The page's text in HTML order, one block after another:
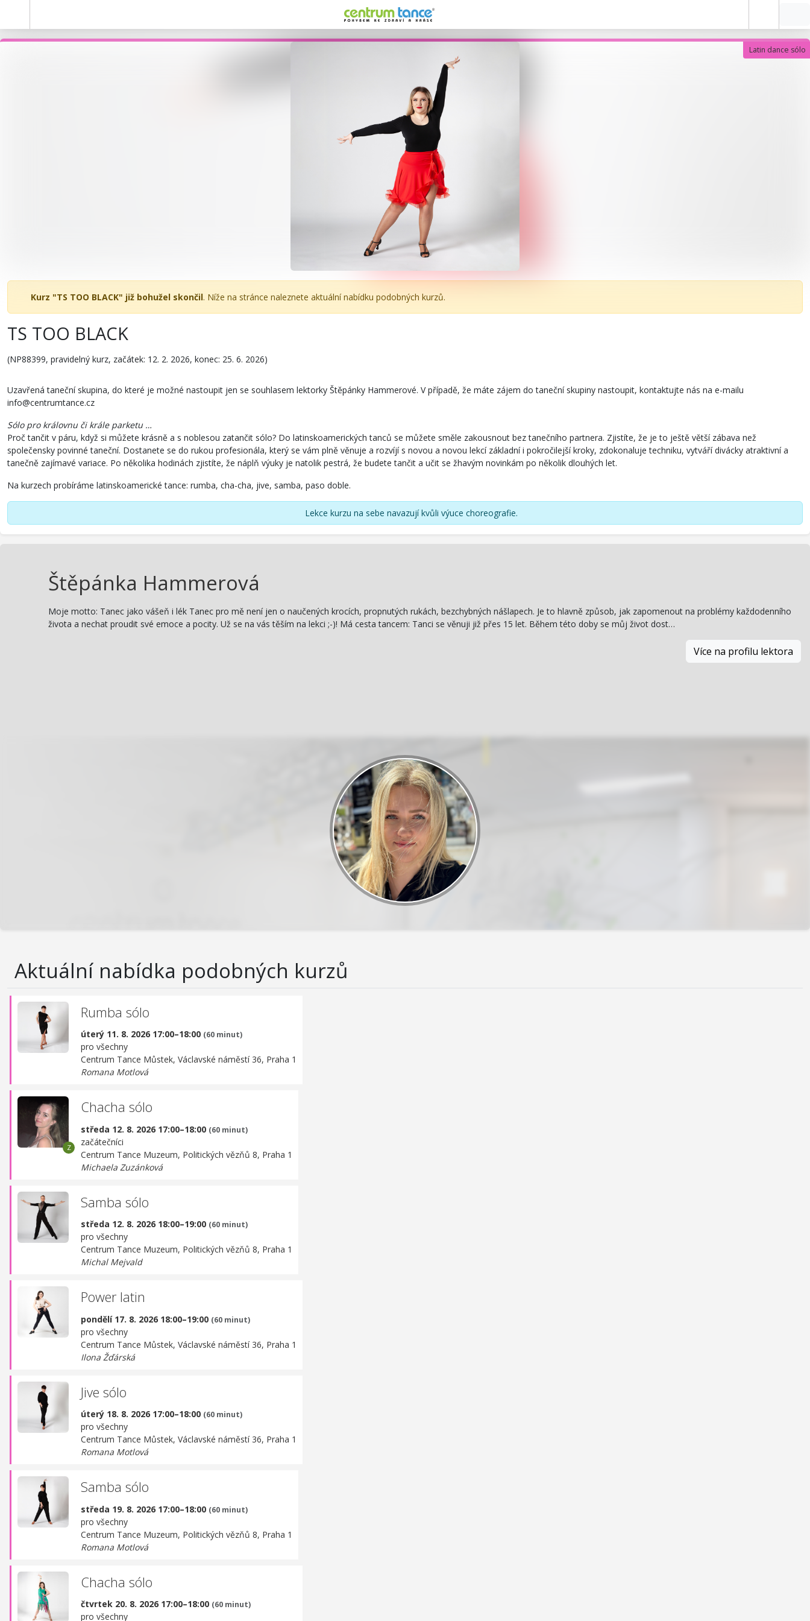
Latin dance sólo
Kurz "TS TOO BLACK" již bohužel skončil. Níže na stránce naleznete aktuální nabídku podobných kurzů.
TS TOO BLACK
(NP88399, pravidelný kurz, začátek: 12. 2. 2026, konec: 25. 6. 2026)
Uzavřená taneční skupina, do které je možné nastoupit jen se souhlasem lektorky Štěpánky Hammerové. V případě, že máte zájem do taneční skupiny nastoupit, kontaktujte nás na e-mailu
info@centrumtance.cz
Sólo pro královnu či krále parketu …
Proč tančit v páru, když si můžete krásně a s noblesou zatančit sólo? Do latinskoamerických tanců se můžete směle zakousnout bez tanečního partnera. Zjistíte, že je to ještě větší zábava než
společensky povinné taneční. Dostanete se do rukou profesionála, který se vám plně věnuje a rozvíjí s novou a novou lekcí základní i pokročilejší kroky, zdokonaluje techniku, vytváří divácky atraktivní a
tanečně zajímavé variace. Po několika hodinách zjistíte, že náplň výuky je natolik pestrá, že budete tančit a učit se žhavým novinkám po několik dlouhých let.
Na kurzech probíráme latinskoamerické tance: rumba, cha-cha, jive, samba, paso doble.
Lekce kurzu na sebe navazují kvůli výuce choreografie.
Štěpánka Hammerová
Moje motto: Tanec jako vášeň i lék Tanec pro mě není jen o naučených krocích, propnutých rukách, bezchybných nášlapech. Je to hlavně způsob, jak zapomenout na problémy každodenního
života a nechat proudit své emoce a pocity. Už se na vás těším na lekci ;-)! Má cesta tancem: Tanci se věnuji již přes 15 let. Během této doby se můj život dost…
Více na profilu lektora
Aktuální nabídka podobných kurzů
Rumba sólo
úterý 11. 8. 2026 17:00–18:00 (60 minut)
pro všechny
Centrum Tance Můstek, Václavské náměstí 36, Praha 1
Romana Motlová
Chacha sólo
středa 12. 8. 2026 17:00–18:00 (60 minut)
začátečníci
Centrum Tance Muzeum, Politických vězňů 8, Praha 1
Michaela Zuzánková
Samba sólo
středa 12. 8. 2026 18:00–19:00 (60 minut)
pro všechny
Centrum Tance Muzeum, Politických vězňů 8, Praha 1
Michal Mejvald
Power latin
pondělí 17. 8. 2026 18:00–19:00 (60 minut)
pro všechny
Centrum Tance Můstek, Václavské náměstí 36, Praha 1
Ilona Žďárská
Jive sólo
úterý 18. 8. 2026 17:00–18:00 (60 minut)
pro všechny
Centrum Tance Můstek, Václavské náměstí 36, Praha 1
Romana Motlová
Samba sólo
středa 19. 8. 2026 17:00–18:00 (60 minut)
pro všechny
Centrum Tance Muzeum, Politických vězňů 8, Praha 1
Romana Motlová
Chacha sólo
čtvrtek 20. 8. 2026 17:00–18:00 (60 minut)
pro všechny